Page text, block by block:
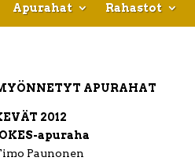
Apurahat Rahastot
APURAHAT
2012
apuraha
Paunonen